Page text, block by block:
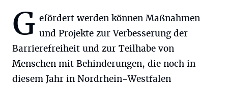
G efördert werden können Maßnahmen
und Projekte zur Verbesserung der
Barrierefreiheit und zur Teilhabe von
Menschen mit Behinderungen, die noch in
diesem Jahr in Nordrhein-Westfalen